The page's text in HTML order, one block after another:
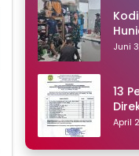
Juni
13
April